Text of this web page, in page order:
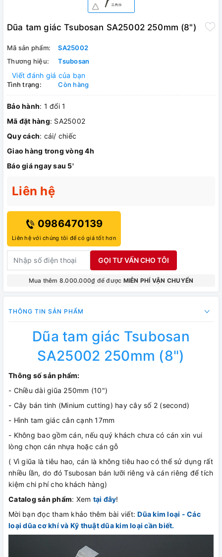
Dũa tam giác Tsubosan SA25002 250mm (8")
Mã sản phẩm:
SA25002
Thương hiệu:
Tsubosan
Viết đánh giá của bạn
Tình trạng: Còn hàng
Bảo hành: 1 đổi 1
Mã đặt hàng: SA25002
Quy cách: cái/ chiếc
Giao hàng trong vòng 4h
Báo giá ngay sau 5'
Liên hệ
0986470139
Liên hệ với chúng tôi để có giá tốt hơn
GỌI TƯ VẤN CHO TÔI
Mua thêm 8.000.000₫ để được MIỄN PHÍ VẬN CHUYỂN
THÔNG TIN SẢN PHẨM
Dũa tam giác Tsubosan
SA25002 250mm (8")
Thông số sản phẩm:
- Chiều dài giũa 250mm (10")
- Cây bán tinh (Minium cutting) hay cây số 2 (second)
- Hình tam giác cân cạnh 17mm
- Không bao gồm cán, nếu quý khách chưa có cán xin vui
lòng chọn cán nhựa hoặc cán gỗ
( Vì giũa là tiêu hao, cán là không tiêu hao có thể sử dụng rất
nhiều lần, do đó Tsubosan bán lưỡi riêng và cán riêng để tích
kiệm chi phí cho khách hàng)
Catalog sản phẩm: Xem tại đây!
Mời bạn đọc tham khảo thêm bài viết:Dũa kim loại - Các
loại dũa cơ khí và Kỹ thuật dũa kim loại cần biết.